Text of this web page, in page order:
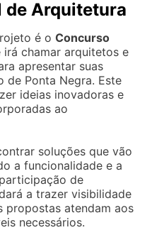
de Arquitetura
é oConcurso
irá chamar arquitetos e
apresentar suas
de Ponta Negra. Este
ideias inovadoras e
ao
soluções que vão
a funcionalidade e a
de
a trazer visibilidade
propostas atendam aos
necessários.